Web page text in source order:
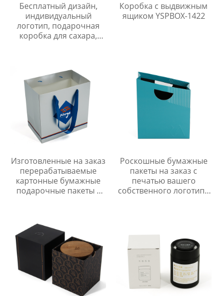
Бесплатный дизайн,
индивидуальный
логотип, подарочная
коробка для сахара,
клапаном и вкладышем
Коробка с выдвижным
ящиком YSPBOX-1422
Изготовленные на заказ
перерабатываемые
картонные бумажные
подарочные пакеты с
сумка для покупок
Роскошные бумажные
пакеты на заказ с
печатью вашего
собственного логотипа